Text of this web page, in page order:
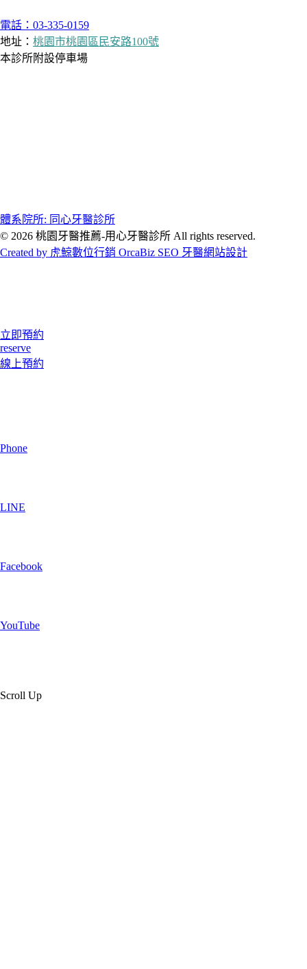
電話：03-335-0159
地址： 桃園市桃園區民安路100號
本診所附設停車場
體系院所: 同心牙醫診所
© 2026 桃園牙醫推薦-用心牙醫診所 All rights reserved.
Created by 虎鯨數位行銷 OrcaBiz SEO 牙醫網站設計
立即預約
reserve
線上預約
Phone
LINE
Facebook
YouTube
Scroll Up